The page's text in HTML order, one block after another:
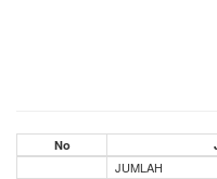
No
JUMLAH